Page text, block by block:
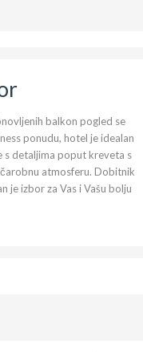
balkon pogled se
ponudu, hotel je idealan
s detaljima poput kreveta s
atmosferu. Dobitnik
je izbor za Vas i Vašu bolju